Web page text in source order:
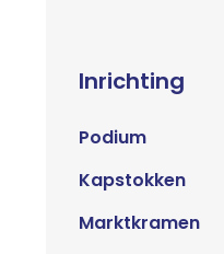
Inrichting
Podium
Kapstokken
Marktkramen